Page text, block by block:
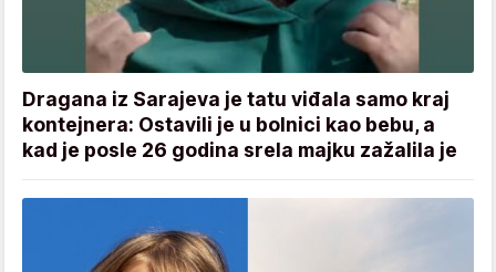
Dragana iz Sarajeva je tatu viđala samo kraj
kontejnera: Ostavili je u bolnici kao bebu, a
kad je posle 26 godina srela majku zažalila je